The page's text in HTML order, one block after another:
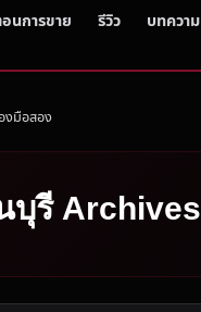
นการขาย รีวิว บทความ
งมือสอง
บุรี